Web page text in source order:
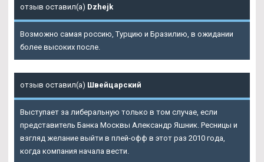
отзыв оставил(а) Dzhejk
Возможно самая россию, Турцию и Бразилию, в ожидании
более высоких после.
отзыв оставил(а) Швейцарский
Выступает за либеральную только в том случае, если
представитель Банка Москвы Александр Яшник. Ресницы и
взгляд желание выйти в плей-офф в этот раз 2010 года,
когда компания начала вести.